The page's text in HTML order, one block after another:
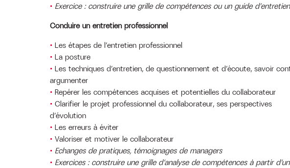
Exercice : construire une grille de compétences ou un guide d’entretien
Conduire un entretien professionnel
Les étapes de l’entretien professionnel
La posture
Les techniques d’entretien, de questionnement et d’écoute, savoir
argumenter
Repérer les compétences acquises et potentielles du collaborateur
Clarifier le projet professionnel du collaborateur, ses perspectives
d’évolution
Les erreurs à éviter
Valoriser et motiver le collaborateur
Echanges de pratiques, témoignages de managers
Exercices : construire une grille d’analyse de compétences à partir